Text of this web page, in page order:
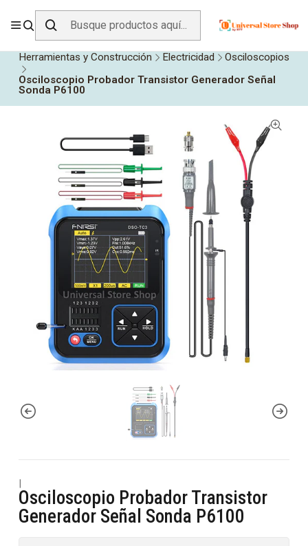
ENVÍO GRATIS SOBRE$19.990EN ZONA CENTRO
Herramientas y Construcción
Electricidad
Osciloscopios
Osciloscopio Probador Transistor Generador Señal
Sonda P6100
|
Osciloscopio Probador Transistor
Generador Señal Sonda P6100